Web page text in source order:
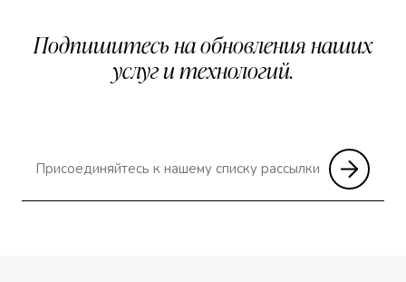
Подпишитесь на обновления наших
услуг и технологий.